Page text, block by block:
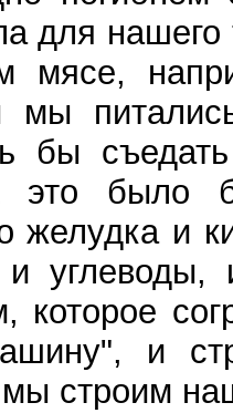
для
мясе,
мы
бы
это было
желудка и
углеводы,
которое
и
мы строим